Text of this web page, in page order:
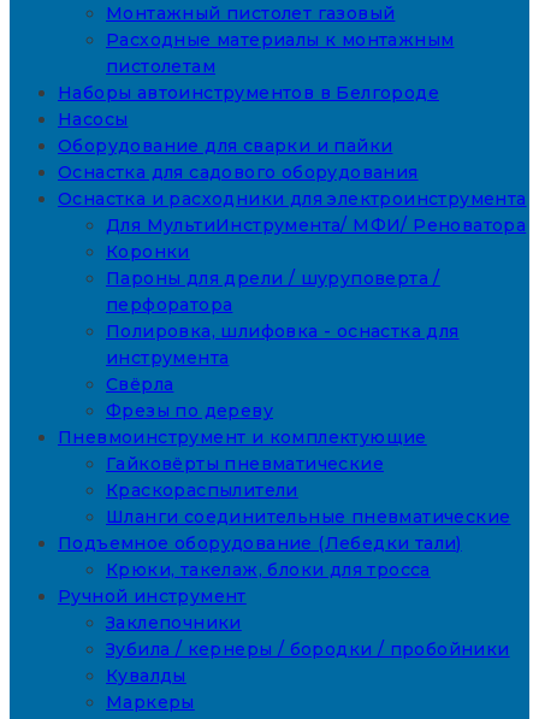
Монтажный пистолет газовый
Расходные материалы к монтажным
пистолетам
Наборы автоинструментов в Белгороде
Насосы
Оборудование для сварки и пайки
Оснастка для садового оборудования
Оснастка и расходники для электроинструмента
Для МультиИнструмента/ МФИ/ Реноватора
Коронки
Пароны для дрели / шуруповерта /
перфоратора
Полировка, шлифовка - оснастка для
инструмента
Свёрла
Фрезы по дереву
Пневмоинструмент и комплектующие
Гайковёрты пневматические
Краскораспылители
Шланги соединительные пневматические
Подъемное оборудование (Лебедки тали)
Крюки, такелаж, блоки для тросса
Ручной инструмент
Заклепочники
Зубила / кернеры / бородки / пробойники
Кувалды
Маркеры